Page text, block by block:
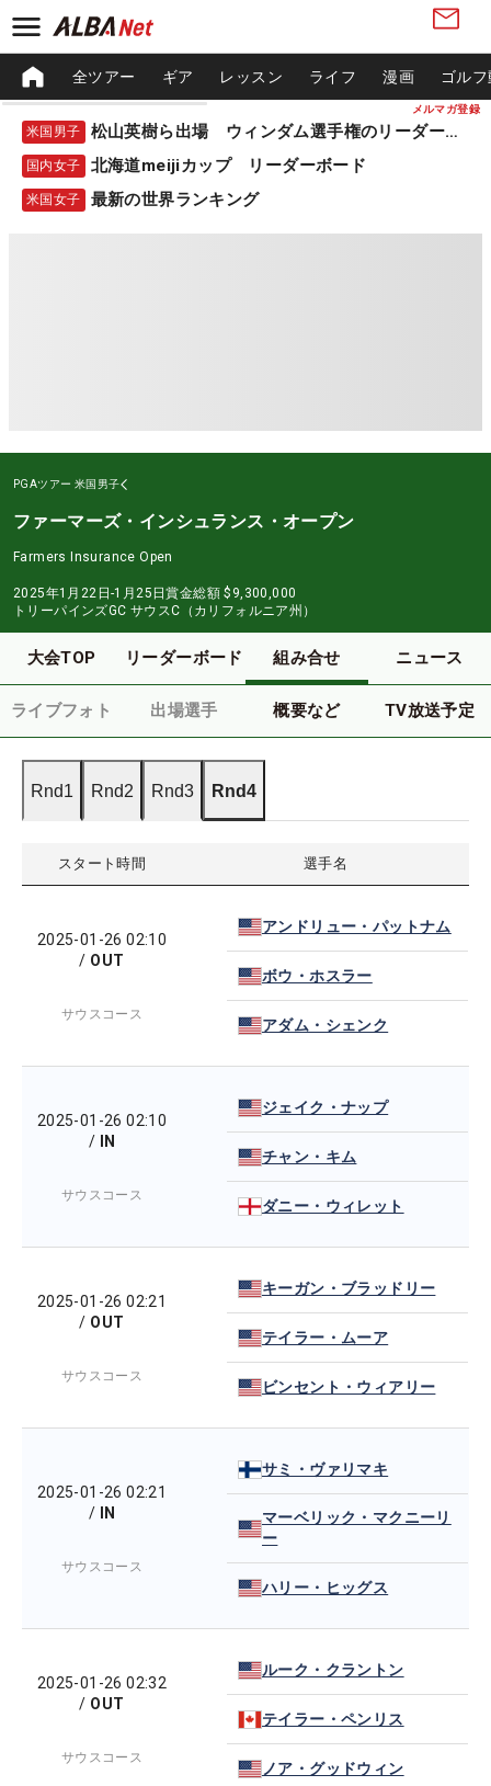
メルマガ登録
全ツアー ギア レッスン ライフ 漫画 ゴル
米国男子 松山英樹ら出場 ウィンダム選手権のリーダーボード
国内女子 北海道meijiカップ リーダーボード
米国女子 最新の世界ランキング
PGAツアー 米国男子
ファーマーズ・インシュランス・オープン
Farmers Insurance Open
2025年1月22日-1月25日賞金総額 $9,300,000
トリーパインズGC サウスC（カリフォルニア州）
大会TOP リーダーボード 組み合せ ニュース
ライブフォト 出場選手 概要など TV放送予定
Rnd1 Rnd2 Rnd3 Rnd4
スタート時間 選手名
2025-01-26 02:10
/ OUT
サウスコース
アンドリュー・パットナム
ボウ・ホスラー
アダム・シェンク
2025-01-26 02:10
/
IN
サウスコース
ジェイク・ナップ
チャン・キム
ダニー・ウィレット
2025-01-26 02:21
/ OUT
サウスコース
キーガン・ブラッドリー
テイラー・ムーア
ビンセント・ウィアリー
2025-01-26 02:21
/
IN
サウスコース
サミ・ヴァリマキ
マーベリック・マクニーリ
ー
ハリー・ヒッグス
2025-01-26 02:32
/ OUT
サウスコース
ルーク・クラントン
テイラー・ペンリス
ノア・グッドウィン